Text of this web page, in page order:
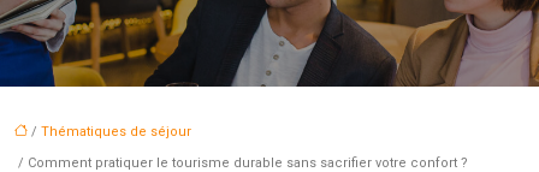
/ Thématiques de séjour
/ Comment pratiquer le tourisme durable sans sacrifier votre confort ?